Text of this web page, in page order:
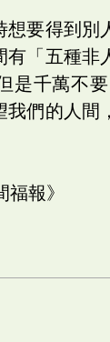
想要得到
「五種
是千萬不
們的人
報》